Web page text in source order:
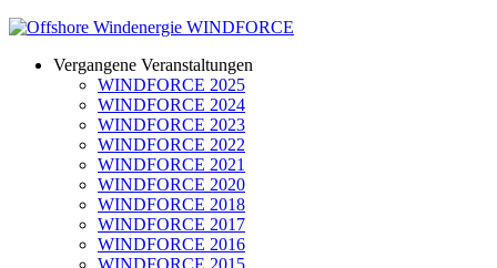
Vergangene Veranstaltungen
WINDFORCE 2025
WINDFORCE 2024
WINDFORCE 2023
WINDFORCE 2022
WINDFORCE 2021
WINDFORCE 2020
WINDFORCE 2018
WINDFORCE 2017
WINDFORCE 2016
WINDFORCE 2015